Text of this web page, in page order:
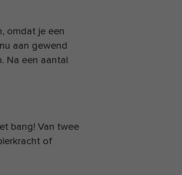
omdat je een
aan gewend
Na een aantal
bang! Van twee
of